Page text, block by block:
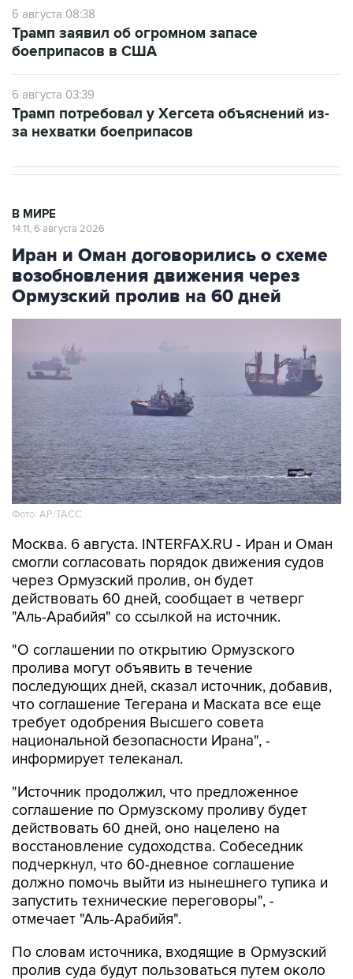
6 августа 08:38
Трамп заявил об огромном запасе
боеприпасов в США
6 августа 03:39
Трамп потребовал у Хегсета объяснений из-
за нехватки боеприпасов
В МИРЕ
14:11, 6 августа 2026
Иран и Оман договорились о схеме
возобновления движения через
Ормузский пролив на 60 дней
Фото: AP/ТАСС
Москва. 6 августа. INTERFAX.RU - Иран и Оман
смогли согласовать порядок движения судов
через Ормузский пролив, он будет
действовать 60 дней, сообщает в четверг
"Аль-Арабийя" со ссылкой на источник.
"О соглашении по открытию Ормузского
пролива могут объявить в течение
последующих дней, сказал источник, добавив,
что соглашение Тегерана и Маската все еще
требует одобрения Высшего совета
национальной безопасности Ирана", -
информирует телеканал.
"Источник продолжил, что предложенное
соглашение по Ормузскому проливу будет
действовать 60 дней, оно нацелено на
восстановление судоходства. Собеседник
подчеркнул, что 60-дневное соглашение
должно помочь выйти из нынешнего тупика и
запустить технические переговоры", -
отмечает "Аль-Арабийя".
По словам источника, входящие в Ормузский
пролив суда будут пользоваться путем около